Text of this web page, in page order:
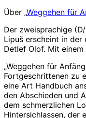
Über „Weggehen für
Der zweisprachige
Lipuš erscheint in der
Detlef Olof. Mit
„Weggehen für
Fortgeschrittenen zu
eine Art Handbuch
den Abschieden und
dem schmerzlichen
Hintersichlassen, der